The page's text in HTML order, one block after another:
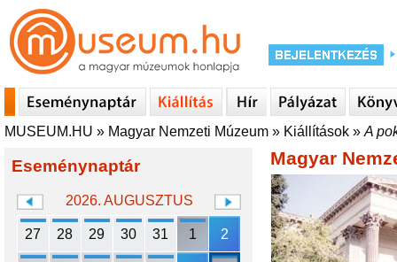
MUSEUM.HU » Magyar Nemzeti Múzeum » Kiállítások » A
Eseménynaptár
2026. AUGUSZTUS
27 28 29 30 31 1 2
Magyar